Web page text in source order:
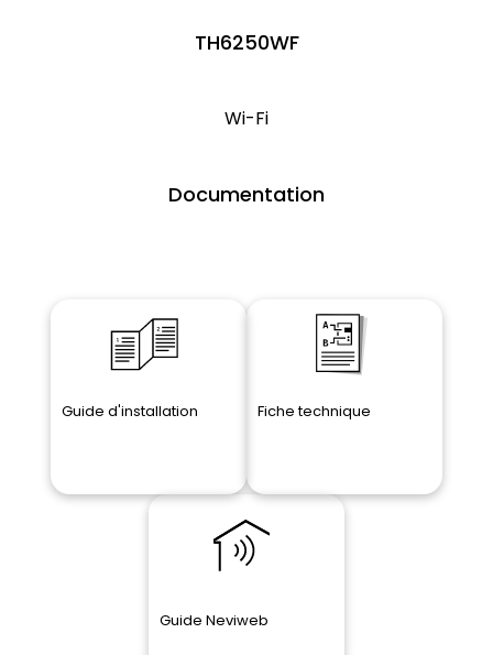
TH6250WF
Wi-Fi
Documentation
Guide d'installation Fichetechnique
Guide Neviweb